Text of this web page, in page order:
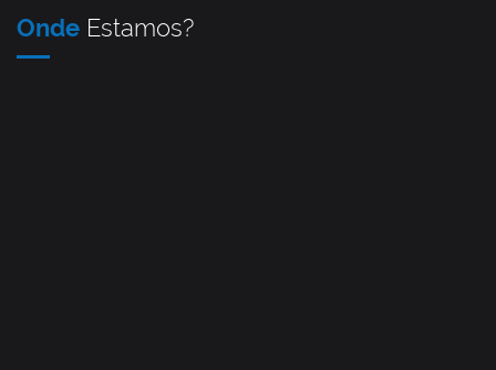
Onde Estamos?